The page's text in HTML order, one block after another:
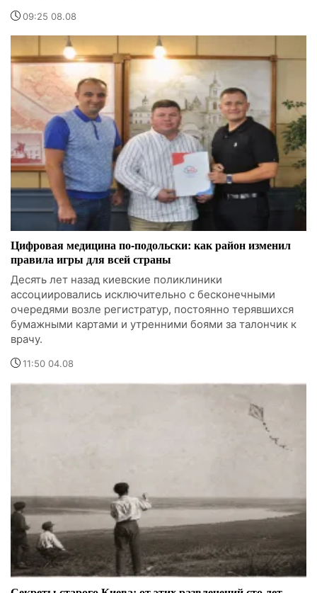
09:25 08.08
Цифровая медицина по-подольски: как район изменил
правила игры для всей страны
Десять лет назад киевские поликлиники
ассоциировались исключительно с бесконечными
очередями возле регистратур, постоянно терявшихся
бумажными картами и утренними боями за талончик к
врачу.
11:50 04.08